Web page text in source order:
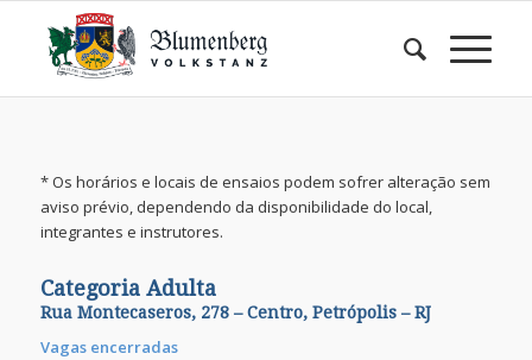
* Os horários e locais de ensaios podem sofrer alteração sem
aviso prévio, dependendo da disponibilidade do local,
integrantes e instrutores.
Categoria Adulta
Rua Montecaseros, 278 – Centro, Petrópolis – RJ
Vagas encerradas